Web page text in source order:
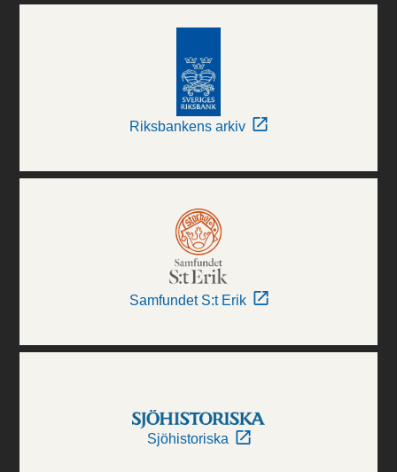
Riksbankens arkiv
Samfundet S:t Erik
Sjöhistoriska